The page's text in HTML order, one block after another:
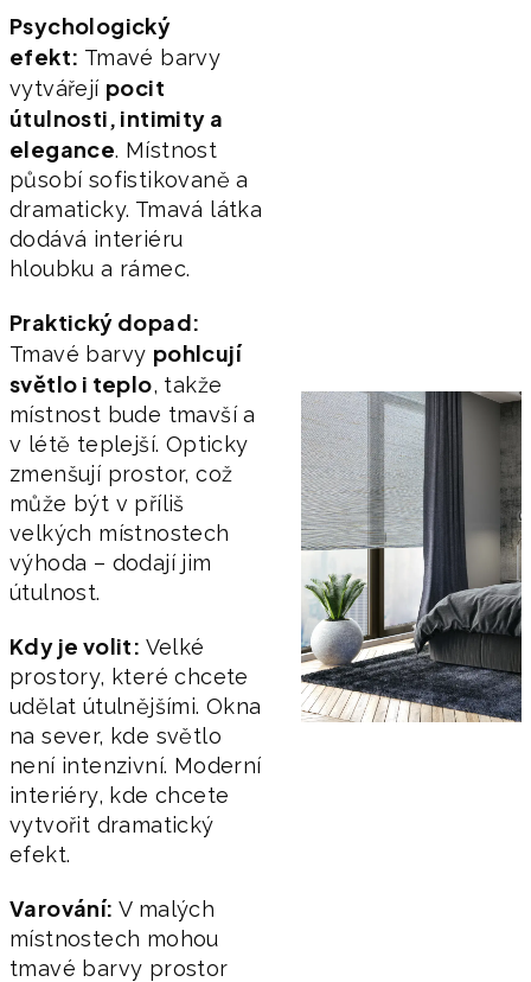
Psychologický
efekt: Tmavé barvy
vytvářejí pocit
útulnosti, intimity a
elegance. Místnost
působí sofistikovaně a
dramaticky. Tmavá látka
dodává interiéru
hloubku a rámec.
Praktický dopad:
Tmavé barvy pohlcují
světlo i teplo, takže
místnost bude tmavší a
v létě teplejší. Opticky
zmenšují prostor, což
může být v příliš
velkých místnostech
výhoda – dodají jim
útulnost.
Kdy je volit: Velké
prostory, které chcete
udělat útulnějšími. Okna
na sever, kde světlo
není intenzivní. Moderní
interiéry, kde chcete
vytvořit dramatický
efekt.
Varování: V malých
místnostech mohou
tmavé barvy prostor